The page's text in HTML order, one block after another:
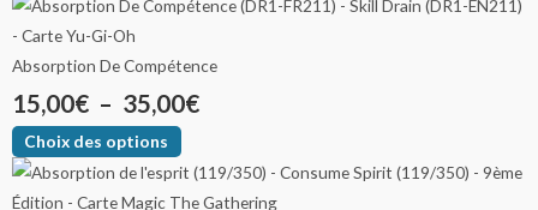
Absorption De Compétence
15,00€ – 35,00€
Choix des options